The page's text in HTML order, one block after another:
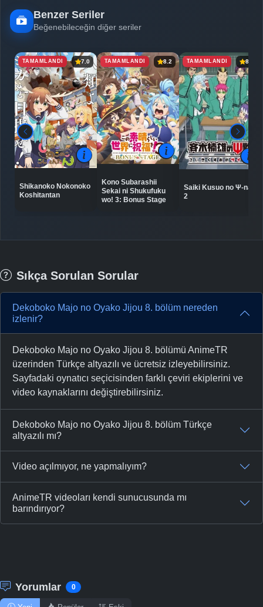
Benzer Seriler
Beğenebileceğin diğer seriler
TAMAMLANDI 7.0
Shikanoko Nokonoko
Koshitantan
TAMAMLANDI 8.2
Kono Subarashii
Sekai ni Shukufuku
wo! 3: Bonus Stage
TAMAMLANDI 8.4
Saiki Kusuo no Ψ-nan
2
Sıkça Sorulan Sorular
Dekoboko Majo no Oyako Jijou 8. bölüm nereden
izlenir?
Dekoboko Majo no Oyako Jijou 8. bölümü AnimeTR
üzerinden Türkçe altyazılı ve ücretsiz izleyebilirsiniz.
Sayfadaki oynatıcı seçicisinden farklı çeviri ekiplerini ve
video kaynaklarını değiştirebilirsiniz.
Dekoboko Majo no Oyako Jijou 8. bölüm Türkçe
altyazılı mı?
Video açılmıyor, ne yapmalıyım?
AnimeTR videoları kendi sunucusunda mı
barındırıyor?
Yorumlar 0